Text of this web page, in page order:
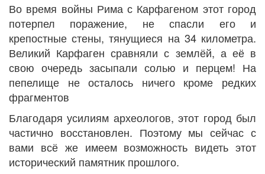
Во время войны Рима с Карфагеном этот город
потерпел поражение, не спасли его и
крепостные стены, тянущиеся на 34 километра.
Великий Карфаген сравняли с землёй, а её в
свою очередь засыпали солью и перцем! На
пепелище не осталось ничего кроме редких
фрагментов
Благодаря усилиям археологов, этот город был
частично восстановлен. Поэтому мы сейчас с
вами всё же имеем возможность видеть этот
исторический памятник прошлого.